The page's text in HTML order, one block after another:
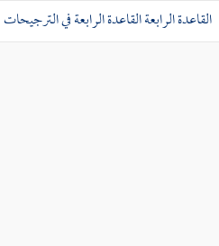
القاعدة الرابعة القاعدة الرابعة في الترجيحات